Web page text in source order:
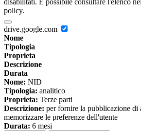
disabilitati. È possibile consultare l'elenco
policy.
drive.google.com
Nome
Tipologia
Proprieta
Descrizione
Durata
Nome: NID
Tipologia: analitico
Proprieta: Terze parti
Descrizione: per fornire la pubblicazione di
memorizzare le preferenze dell'utente
Durata: 6 mesi